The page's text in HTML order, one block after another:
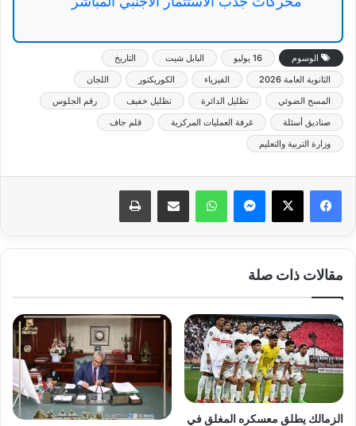
الوسوم 16 يوليو البابل شيت
التاريخ
الثانوية العامة 2026
الفيزياء الكوريكتور
اللجان
المسح الضوئي
تظليل الدائرة تظليل خفيف
رقم الجلوس
صناديق أسئلة
غرفة العمليات المركزية
قلم جاف
وزارة التربية والتعليم
ماسنجر واتساب مشاركة عبر البريد طباعة
مقالات ذات صلة
الزمالك يطلق معسكره المغلق في